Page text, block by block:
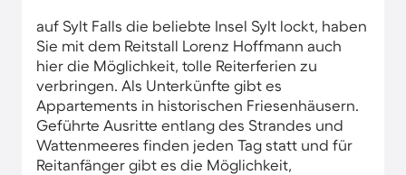
auf Sylt Falls die beliebte Insel Sylt lockt, haben
Sie mit dem Reitstall Lorenz Hoffmann auch
hier die Möglichkeit, tolle Reiterferien zu
verbringen. Als Unterkünfte gibt es
Appartements in historischen Friesenhäusern.
Geführte Ausritte entlang des Strandes und
Wattenmeeres finden jeden Tag statt und für
Reitanfänger gibt es die Möglichkeit,